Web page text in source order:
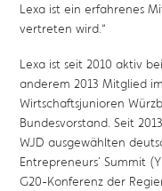
Lexa ist ein erfahrenes
vertreten wird.“
Lexa ist seit 2010 aktiv
anderem 2013 Mitglied
Wirtschaftsjunioren
Bundesvorstand. Seit
WJD ausgewählten
Entrepreneurs´ Summit
G20-Konferenz der